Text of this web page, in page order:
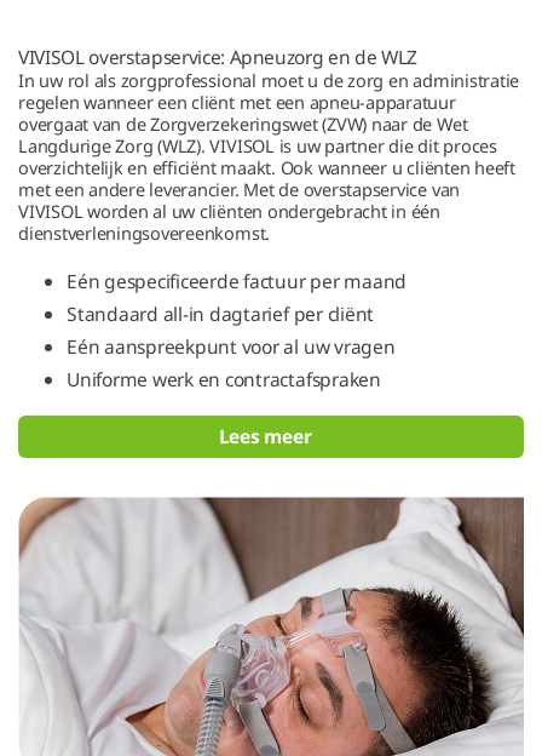
VIVISOL overstapservice: Apneuzorg en de WLZ
In uw rol als zorgprofessional moet u de zorg en administratie
regelen wanneer een cliënt met een apneu-apparatuur
overgaat van de Zorgverzekeringswet (ZVW) naar de Wet
Langdurige Zorg (WLZ). VIVISOL is uw partner die dit proces
overzichtelijk en efficiënt maakt. Ook wanneer u cliënten heeft
met een andere leverancier. Met de overstapservice van
VIVISOL worden al uw cliënten ondergebracht in één
dienstverleningsovereenkomst.
Eén gespecificeerde factuur per maand
Standaard all-in dagtarief per cliënt
Eén aanspreekpunt voor al uw vragen
Uniforme werk en contractafspraken
Lees meer